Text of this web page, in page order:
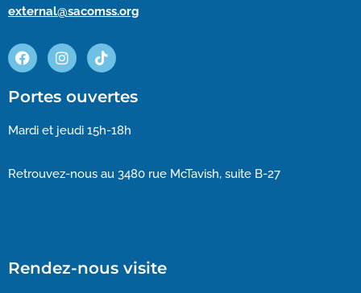
external@sacomss.org
Portes ouvertes
Mardi et jeudi 15h-18h
Retrouvez-nous au 3480 rue McTavish, suite B-27
Rendez-nous visite